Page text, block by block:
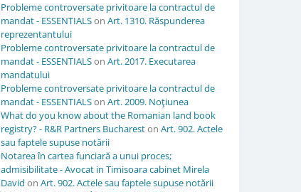
Probleme controversate privitoare la contractul de
mandat - ESSENTIALSon Art. 1310. Răspunderea
reprezentantului
Probleme controversate privitoare la contractul de
mandat - ESSENTIALSon Art. 2017. Executarea
mandatului
Probleme controversate privitoare la contractul de
mandat - ESSENTIALSon Art. 2009. Noţiunea
What do you know about the Romanian land book
registry? - R&R Partners Buchareston Art. 902. Actele
sau faptele supuse notării
Notarea în cartea funciară a unui proces;
admisibilitate - Avocat in Timisoara cabinet Mirela
David on Art. 902. Actele sau faptele supuse notării